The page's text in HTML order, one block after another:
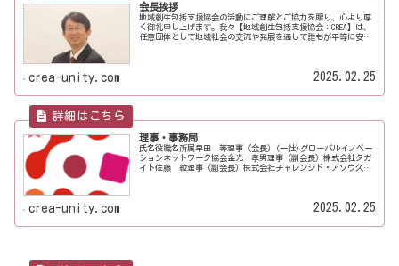
会長挨拶
地域創生包括支援協会の活動にご理解とご協力を賜り、心より厚
く御礼申し上げます。我々【地域創生包括支援協会：CREA】は、
任意団体として地域社会の交流や発展を通して誰もが平等に安心
crea-unity.com 2025.02.25
理事・事務局
氏名役職名所属早田 等理事（会長）(一社)グローバルイノベー
ションネットワーク協会金光 孝男理事（副会長）株式会社タガ
イト佐藤 紋理事（副会長）株式会社チャレンジド・アソウ久
crea-unity.com 2025.02.25